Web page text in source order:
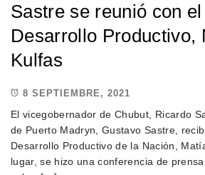
Sastre se reunió con
Desarrollo Productivo,
Kulfas
8 SEPTIEMBRE, 2021
El vicegobernador de Chubut, Ricardo
de Puerto Madryn, Gustavo Sastre,
Desarrollo Productivo de la Nación,
lugar, se hizo una conferencia de